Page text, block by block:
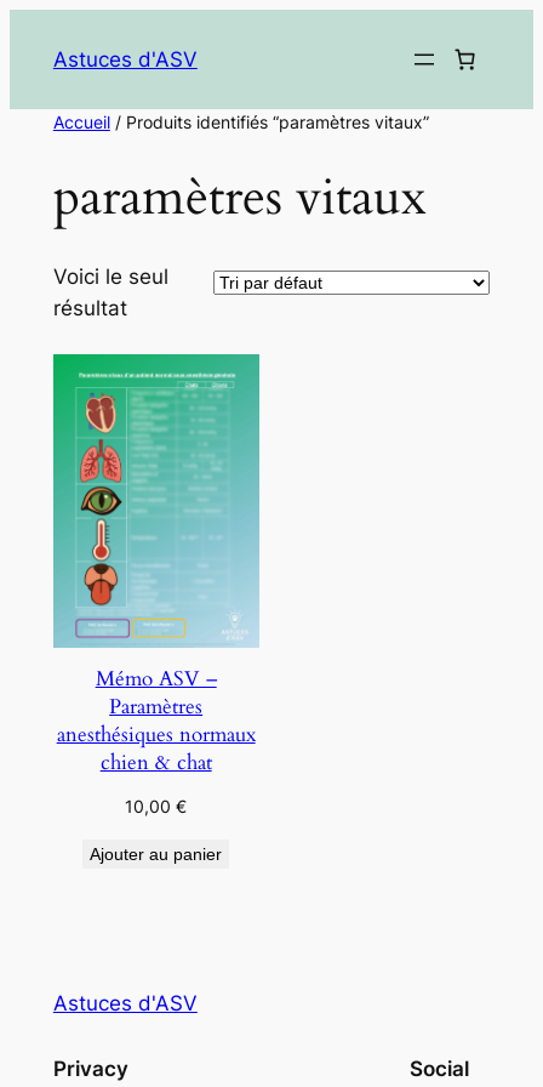
Astuces d'ASV
Accueil/ Produits identifiés “paramètres vitaux”
paramètres vitaux
Voici le seul
résultat
Mémo ASV –
Paramètres
anesthésiques normaux
chien & chat
10,00€
Ajouter au panier
Astuces d'ASV
Privacy Social